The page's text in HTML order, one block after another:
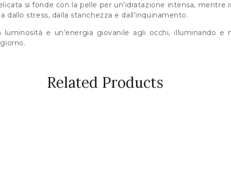
si fonde con la pelle per un’idratazione intensa, mentre
dallo stress, dalla stanchezza e dall’inquinamento.
luminosità e un’energia giovanile agli occhi, illuminando e
Related Products